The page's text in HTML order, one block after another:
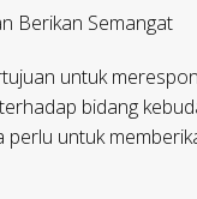
Berikan Semangat
untuk
bidang
untuk